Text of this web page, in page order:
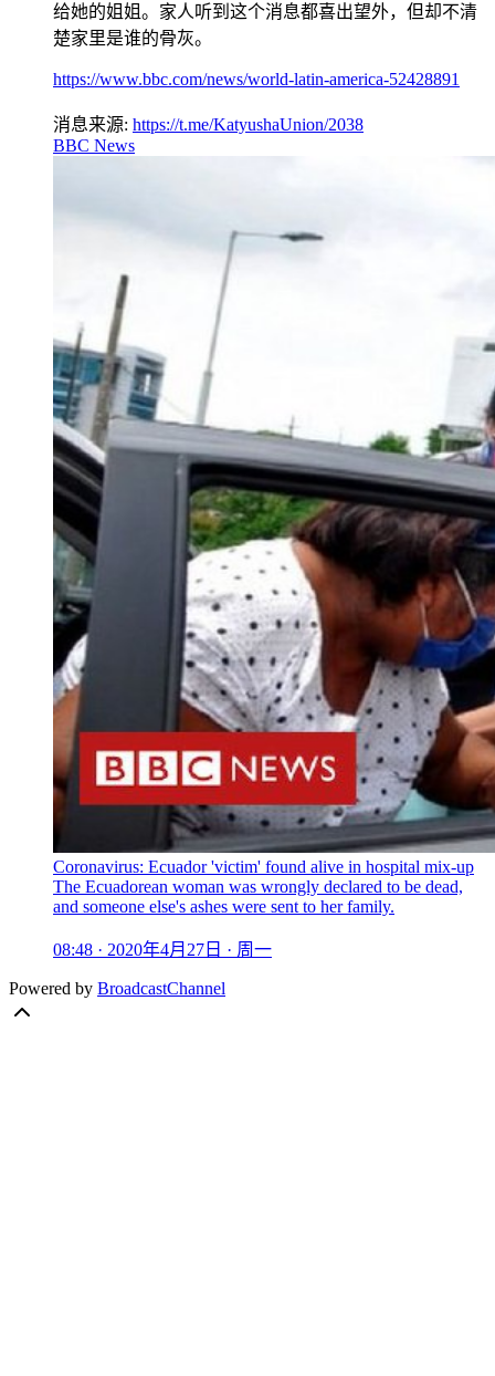
给她的姐姐。家人听到这个消息都喜出望外，但却不清
楚家里是谁的骨灰。
https://www.bbc.com/news/world-latin-america-52428891
消息来源: https://t.me/KatyushaUnion/2038
BBC News
Coronavirus: Ecuador 'victim' found alive in hospital mix-up
The Ecuadorean woman was wrongly declared to be dead,
and someone else's ashes were sent to her family.
08:48 · 2020年4月27日 · 周一
Powered by BroadcastChannel